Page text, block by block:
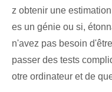
z obtenir une
es un génie ou si,
n'avez pas besoin
passer des tests
otre ordinateur et de